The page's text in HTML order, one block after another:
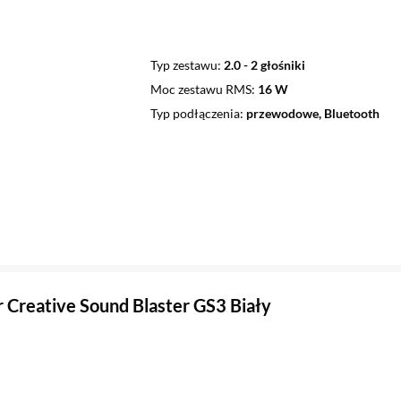
Typ zestawu 2.0 - 2 głośniki
Moc zestawu RMS 16 W
Typ podłączenia przewodowe, Bluetooth
Creative Sound Blaster GS3 Biały